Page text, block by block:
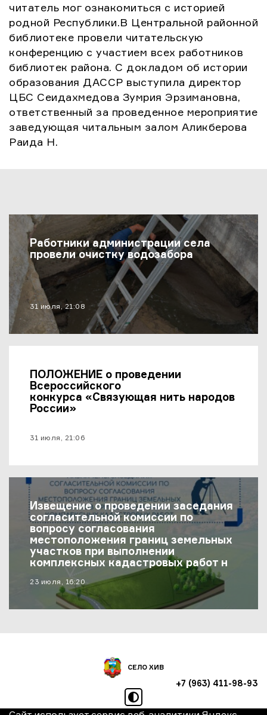
читатель мог ознакомиться с историей
родной Республики.В Центральной районной
библиотеке провели читательскую
конференцию с участием всех работников
библиотек района. С докладом об истории
образования ДАССР выступила директор
ЦБС Сеидахмедова Зумрия Эрзимановна,
ответственный за проведенное мероприятие
заведующая читальным залом Аликберова
Раида Н.
Последние Новости
Работники администрации села
провели очистку водозабора
материал опубликован
31 июля, 21:08
ПОЛОЖЕНИЕ о проведении
Всероссийского
конкурса «Связующая нить народов
России»
материал опубликован
31 июля, 21:06
Извещение о проведении заседания
согласительной комиссии по
вопросу согласования
местоположения границ земельных
участков при выполнении
комплексных кадастровых работ на
территории муниципального района
«Хивский район»
материал опубликован
23 июля, 16:20
СЕЛО ХИВ
+7 (963) 411-98-93
режим высокой